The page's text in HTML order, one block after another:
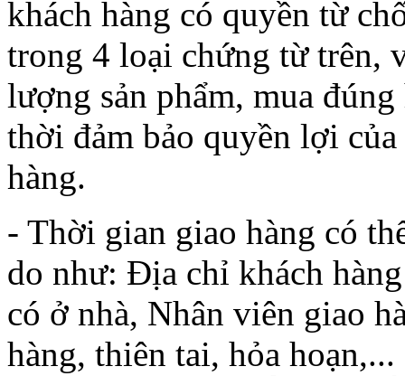
khách hàng có quyền từ
trong 4 loại chứng từ trên,
lượng sản phẩm, mua
thời đảm bảo quyền lợi
hàng.
- Thời gian giao hàng có
do như: Địa chỉ khách
có ở nhà, Nhân viên giao
hàng, thiên tai, hỏa